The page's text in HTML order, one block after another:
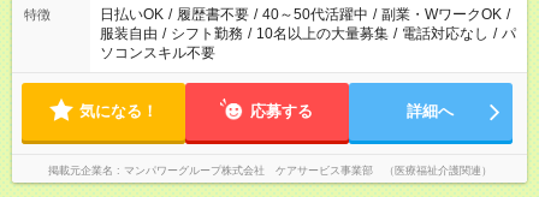
特徴 日払いOK / 履歴書不要 / 40～50代活躍中 / 副業・WワークOK /
服装自由 / シフト勤務 / 10名以上の大量募集 / 電話対応なし / パ
ソコンスキル不要
気になる！ 応募する 詳細へ
掲載元企業名 マンパワーグループ株式会社 ケアサービス事業部 （医療福祉介護関連）